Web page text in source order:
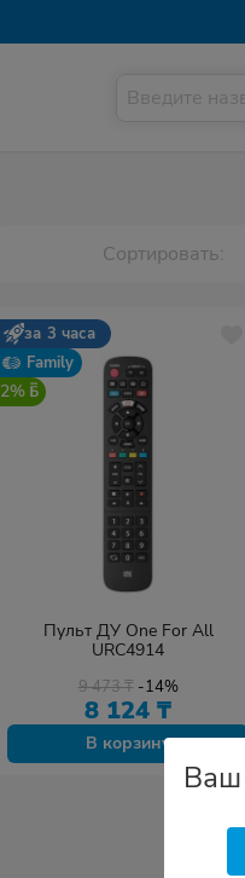
Сортировать:
за 3 часа
Family
2%
Пульт ДУ One For All
URC4914
9 473₸ -14%
8 124 ₸
В корзину
Ваш